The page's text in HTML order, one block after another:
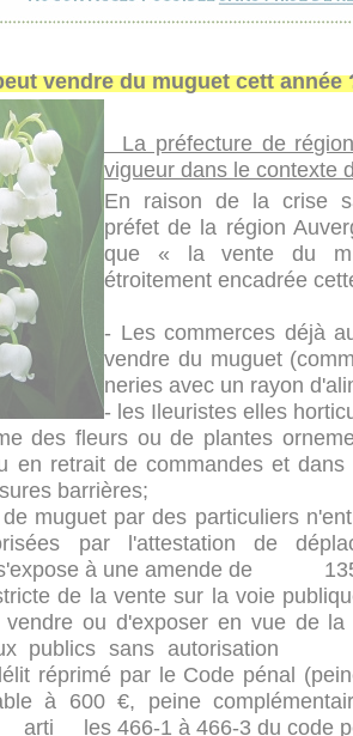
vendre du muguet cett année
La préfecture de
vigueur dans le contexte
En raison de la crise
préfet de la région
que « la vente du
étroitement en­cadrée
- Les commerces déjà
vendre du muguet
neries avec un rayon
- les Ileuristes elles
des fleurs ou de plantes
en retrait de commandes et
barrières;
muguet par des particuliers
par l'attes­tation de
s'expose à une amende de
de la vente sur la voie
ou d'expo­ser en vue de la
publics sans autorisa­tion
répri­mé par le Code pénal
à 600 €, peine
arti­ les 466-1 à 466-3 du code